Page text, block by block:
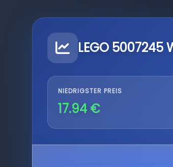
LEGO
NIEDRIGSTER PREIS
17.94 €